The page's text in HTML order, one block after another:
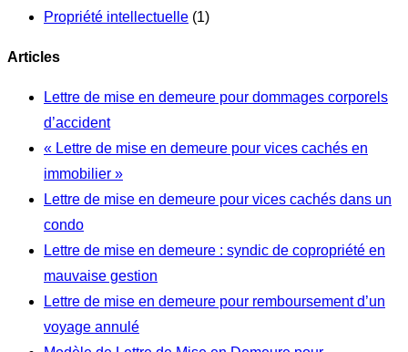
Propriété intellectuelle (1)
Articles
Lettre de mise en demeure pour dommages corporels
d’accident
« Lettre de mise en demeure pour vices cachés en
immobilier »
Lettre de mise en demeure pour vices cachés dans un
condo
Lettre de mise en demeure : syndic de copropriété en
mauvaise gestion
Lettre de mise en demeure pour remboursement d’un
voyage annulé